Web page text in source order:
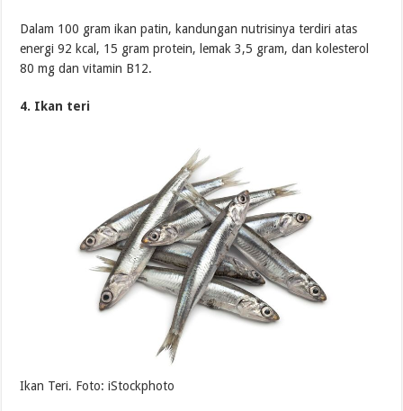
Dalam 100 gram ikan patin, kandungan nutrisinya terdiri atas
energi 92 kcal, 15 gram protein, lemak 3,5 gram, dan kolesterol
80 mg dan vitamin B12.
4. Ikan teri
Ikan Teri. Foto: iStockphoto